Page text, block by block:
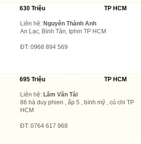
630 Triệu TP HCM
Liên hệ: Nguyên Thành Anh
An Lạc, Bình Tân, tphm TP HCM
ĐT: 0968 894 569
695 Triệu TP HCM
Liên hệ: Lâm Văn Tài
86 hà duy phien , ấp 5 , bình mỹ , củ chi TP
HCM
ĐT: 0764 617 968